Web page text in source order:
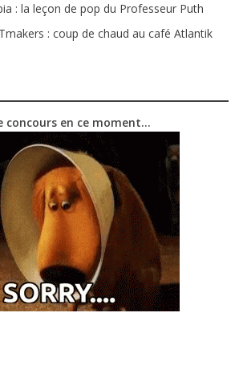
: la leçon de pop du Professeur Puth
: coup de chaud au café Atlantik
concours en ce moment…